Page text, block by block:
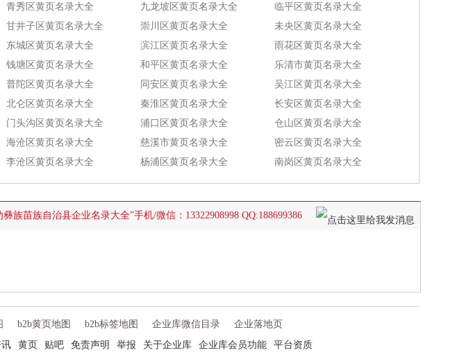
青秀区黄页名录大全 九龙坡区黄页名录大全
临平区黄页名录大全
甘井子区黄页名录大全 崇川区黄页名录大全
未央区黄页名录大全
东城区黄页名录大全 滨江区黄页名录大全
雨花区黄页名录大全
钱塘区黄页名录大全 和平区黄页名录大全
乐清市黄页名录大全
普陀区黄页名录大全 同安区黄页名录大全
吴江区黄页名录大全
北仑区黄页名录大全 秦淮区黄页名录大全
长安区黄页名录大全
门头沟区黄页名录大全 浦口区黄页名录大全
仓山区黄页名录大全
海沧区黄页名录大全 慈溪市黄页名录大全
密云区黄页名录大全
李沧区黄页名录大全 杨浦区黄页名录大全 南岗区黄页名录大全
族苗族自治县企业名录大全”手机/微信：13322908998 QQ:188699386
b2b黄页地图 b2b标签地图 企业库微信目录
企业落地页
讯 黄页 贴吧 免责声明 举报 关于企业库 企业库会员功能 平台资质